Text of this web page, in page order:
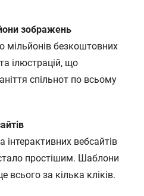
зображень
мільйонів безкоштовних
ілюстрацій, що
спільнот по всьому
інтерактивних вебсайтів
простішим. Шаблони
всього за кілька кліків.